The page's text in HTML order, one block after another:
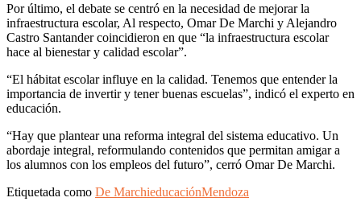
Por último, el debate se centró en la necesidad de mejorar la
infraestructura escolar, Al respecto, Omar De Marchi y Alejandro
Castro Santander coincidieron en que “la infraestructura escolar
hace al bienestar y calidad escolar”.
“El hábitat escolar influye en la calidad. Tenemos que entender la
importancia de invertir y tener buenas escuelas”, indicó el experto en
educación.
“Hay que plantear una reforma integral del sistema educativo. Un
abordaje integral, reformulando contenidos que permitan amigar a
los alumnos con los empleos del futuro”, cerró Omar De Marchi.
Etiquetada como De MarchieducaciónMendoza